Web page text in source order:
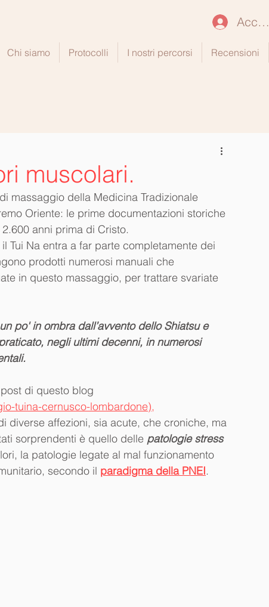
Accedi
Chi siamo Protocolli I nostri percorsi Recensioni
muscolari.
massaggio della Medicina Tradizionale
Oriente: le prime documentazioni storiche
anni prima di Cristo.
Tui Na entra a far parte completamente dei
prodotti numerosi manuali che
in questo massaggio, per trattare svariate
po' in ombra dall’avvento dello Shiatsu e
negli ultimi decenni, in numerosi
.
di questo blog
tuina-cernusco-lombardone),
diverse affezioni, sia acute, che croniche, ma
sorprendenti è quello delle patologie stress
la patologie legate al mal funzionamento
secondo il paradigma della PNEI.